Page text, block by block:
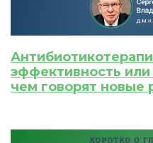
эффективность
чем говорят